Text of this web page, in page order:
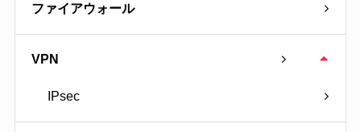
ファイアウォール
VPN
IPsec